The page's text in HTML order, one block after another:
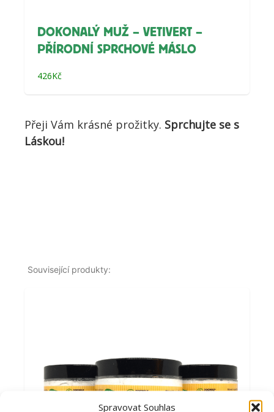
Spravovat Souhlas
DOKONALÝ MUŽ – VETIVERT –
PŘÍRODNÍ SPRCHOVÉ MÁSLO
426Kč
Přeji Vám krásné prožitky. Sprchujte se s
Láskou!
Související produkty: